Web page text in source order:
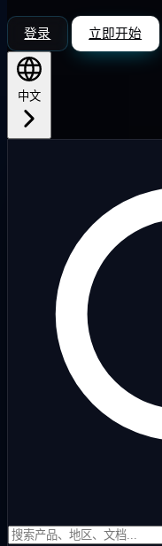
登录 立即开始
中文